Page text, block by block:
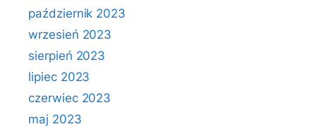
październik 2023
wrzesień 2023
sierpień 2023
lipiec 2023
czerwiec 2023
maj 2023